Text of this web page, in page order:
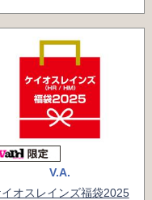
V.A.
オスレインズ福袋2025